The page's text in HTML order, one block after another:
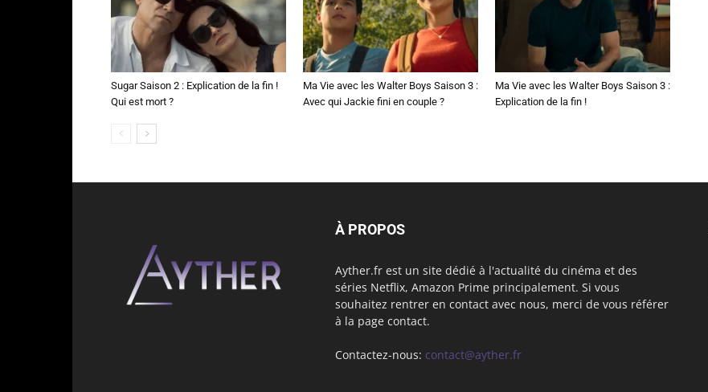
Sugar Saison 2 : Explication de la fin !
Qui est mort ?
Ma Vie avec les Walter Boys Saison 3 :
Avec qui Jackie fini en couple ?
Ma Vie avec les Walter Boys Saison 3 :
Explication de la fin !
À PROPOS
Ayther.fr est un site dédié à l'actualité du cinéma et des
séries Netflix, Amazon Prime principalement. Si vous
souhaitez rentrer en contact avec nous, merci de vous référer
à la page contact.
Contactez-nous: contact@ayther.fr